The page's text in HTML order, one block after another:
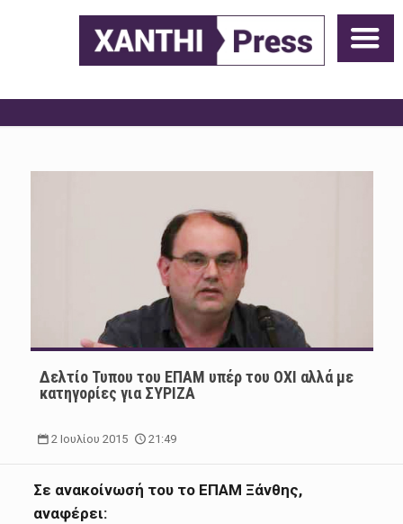
Δελτίο Τυπου του ΕΠΑΜ υπέρ του ΟΧΙ αλλά με
κατηγορίες για ΣΥΡΙΖΑ
2 Ιουλίου 2015 21:49
Σε ανακοίνωσή του το ΕΠΑΜ Ξάνθης,
αναφέρει: